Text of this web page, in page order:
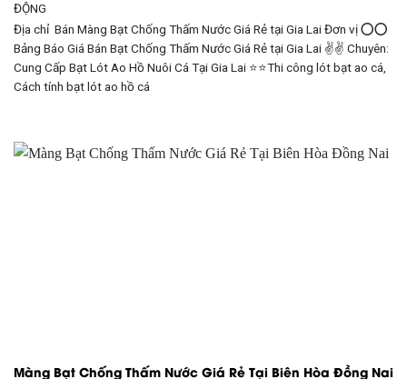
ĐỘNG
Địa chỉ Bán Màng Bạt Chống Thấm Nước Giá Rẻ tại Gia Lai Đơn vị ⭕⭕
Bảng Báo Giá Bán Bạt Chống Thấm Nước Giá Rẻ tại Gia Lai ✌✌ Chuyên:
Cung Cấp Bạt Lót Ao Hồ Nuôi Cá Tại Gia Lai ⭐⭐Thi công lót bạt ao cá,
Cách tính bạt lót ao hồ cá
Màng Bạt Chống Thấm Nước Giá Rẻ Tại Biên Hòa Đồng Nai